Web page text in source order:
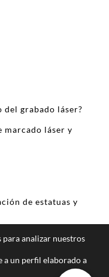
del grabado láser?
marcado láser y
de estatuas y
analizar nuestros
a un perfil elaborado a